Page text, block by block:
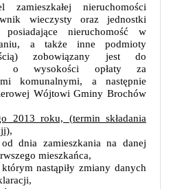
zamieszkałej nieruchomości
wieczysty oraz jednostki
nieruchomość w
a także inne podmioty
zobowiązany jest do
o wysokości opłaty za
komunalnymi, a następnie
Wójtowi Gminy Brochów
2013 roku, (termin składania
dnia zamieszkania na danej
mieszkańca,
nastąpiły zmiany danych